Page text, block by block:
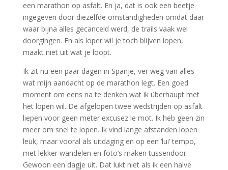
een marathon op asfalt. En ja, dat is ook een beetje
ingegeven door diezelfde omstandigheden omdat daar
waar bijna alles gecanceld werd, de trails vaak wel
doorgingen. En als loper wil je toch blijven lopen,
maakt niet uit wat je loopt.
Ik zit nu een paar dagen in Spanje, ver weg van alles
wat mijn aandacht op de marathon legt. Een goed
moment om eens na te denken wat ik überhaupt met
het lopen wil. De afgelopen twee wedstrijden op asfalt
liepen voor geen meter excusez le mot. Ik heb geen zin
meer om snel te lopen. Ik vind lange afstanden lopen
leuk, maar vooral als uitdaging en op een ‘lui’ tempo,
met lekker wandelen en foto’s maken tussendoor.
Gewoon een dagje uit. Dat lukt niet als ik een halve